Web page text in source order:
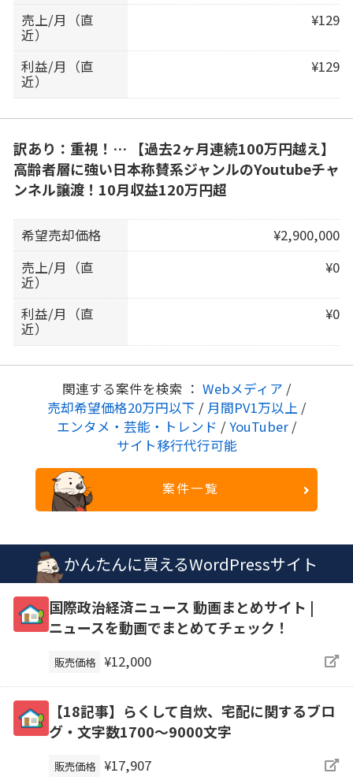
売上/月（直
近）
¥129
利益/月（直
近）
¥129
訳あり：重視！… 【過去2ヶ月連続100万円越え】
高齢者層に強い日本称賛系ジャンルのYoutubeチャ
ンネル譲渡！10月収益120万円超
希望売却価格
¥2,900,000
売上/月（直
近）
¥0
利益/月（直
近）
¥0
関連する案件を検索 ： Webメディア /
売却希望価格20万円以下 / 月間PV1万以上 /
エンタメ・芸能・トレンド / YouTuber /
サイト移行代行可能
案件一覧
かんたんに買えるWordPressサイト
国際政治経済ニュース 動画まとめサイト |
ニュースを動画でまとめてチェック！
販売価格 ¥12,000
【18記事】らくして自炊、宅配に関するブロ
グ・文字数1700～9000文字
販売価格 ¥17,907